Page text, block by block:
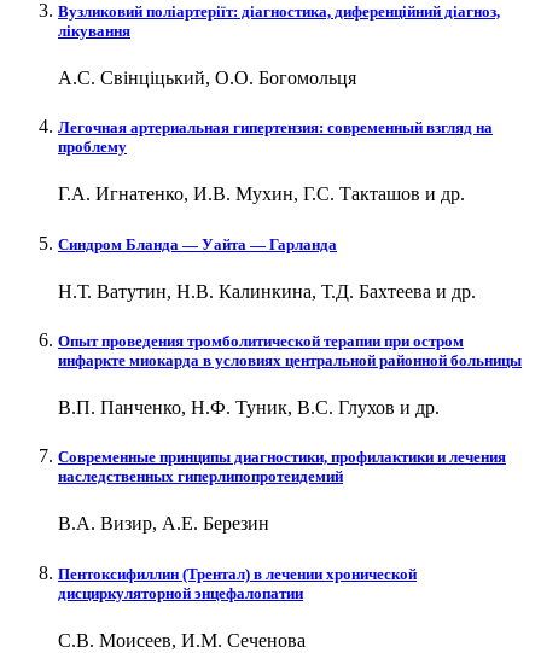
Вузликовий поліартеріїт: діагностика, диференційний діагноз,
лікування
А.С. Свінціцький, О.О. Богомольця
Легочная артериальная гипертензия: современный взгляд на
проблему
Г.А. Игнатенко, И.В. Мухин, Г.С. Такташов и др.
Синдром Бланда — Уайта — Гарланда
Н.Т. Ватутин, Н.В. Калинкина, Т.Д. Бахтеева и др.
Опыт проведения тромболитической терапии при остром
инфаркте миокарда в условиях центральной районной больницы
В.П. Панченко, Н.Ф. Туник, В.С. Глухов и др.
Современные принципы диагностики, профилактики и лечения
наследственных гиперлипопротеидемий
В.А. Визир, А.Е. Березин
Пентоксифиллин (Трентал) в лечении хронической
дисциркуляторной энцефалопатии
С.В. Моисеев, И.М. Сеченова